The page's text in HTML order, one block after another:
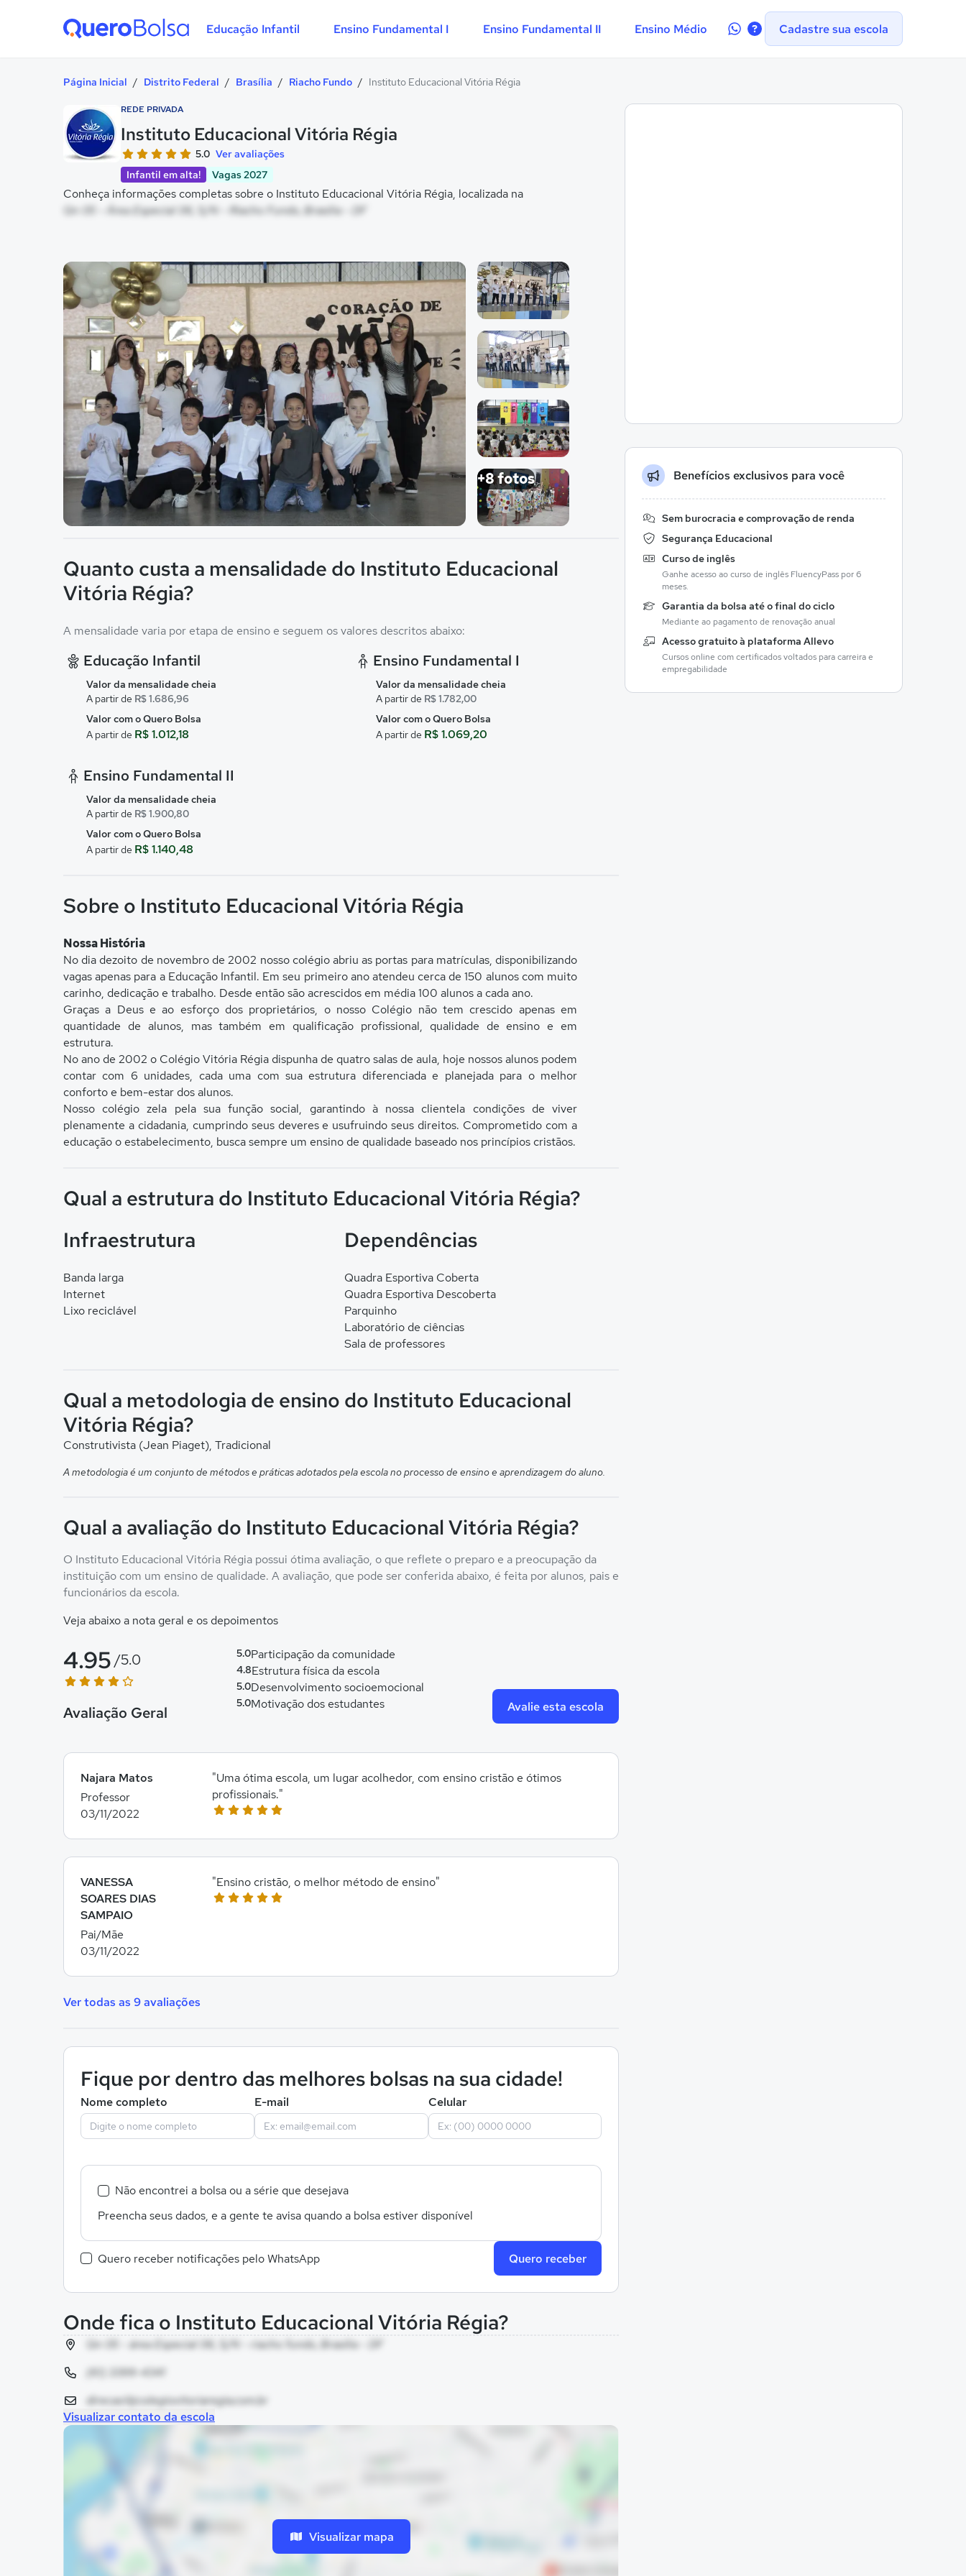
Educação Infantil Ensino Fundamental I Ensino Fundamental II Ensino Médio
Contate-Cadastre sua escola
Página Inicial / Distrito Federal / Brasília / Riacho Fundo / Instituto Educacional Vitória Régia
REDE PRIVADA
Instituto Educacional Vitória Régia
5.0 Ver avaliações
Infantil em alta!
Vagas 2027
Conheça informações completas sobre o Instituto Educacional Vitória Régia, localizada na
Qn 05 - Área Especial 06, S/N - Riacho Fundo, Brasília - DF
Benefícios exclusivos para você
Sem burocracia e comprovação de renda
Segurança Educacional
Curso de inglês
Ganhe acesso ao curso de inglês FluencyPass por 6
meses.
Garantia da bolsa até o final do ciclo
Mediante ao pagamento de renovação anual
Acesso gratuito à plataforma Allevo
Cursos online com certificados voltados para carreira e
empregabilidade
Galeria de imagem
Imagem 1
Imagem 2
Imagem 3
+8 fotos
Quanto custa a mensalidade do Instituto Educacional
Vitória Régia?
A mensalidade varia por etapa de ensino e seguem os valores descritos abaixo:
Educação Infantil
Valor da mensalidade cheia
A partir de R$ 1.686,96
Valor com o Quero Bolsa
A partir de R$ 1.012,18
Ensino Fundamental I
Valor da mensalidade cheia
A partir de R$ 1.782,00
Valor com o Quero Bolsa
A partir de R$ 1.069,20
Ensino Fundamental II
Valor da mensalidade cheia
A partir de R$ 1.900,80
Valor com o Quero Bolsa
A partir de R$ 1.140,48
Sobre o Instituto Educacional Vitória Régia
Nossa História
No dia dezoito de novembro de 2002 nosso colégio abriu as portas para matrículas, disponibilizando
vagas apenas para a Educação Infantil. Em seu primeiro ano atendeu cerca de 150 alunos com muito
carinho, dedicação e trabalho. Desde então são acrescidos em média 100 alunos a cada ano.
Graças a Deus e ao esforço dos proprietários, o nosso Colégio não tem crescido apenas em
quantidade de alunos, mas também em qualificação profissional, qualidade de ensino e em
estrutura.
No ano de 2002 o Colégio Vitória Régia dispunha de quatro salas de aula, hoje nossos alunos podem
contar com 6 unidades, cada uma com sua estrutura diferenciada e planejada para o melhor
conforto e bem-estar dos alunos.
Nosso colégio zela pela sua função social, garantindo à nossa clientela condições de viver
plenamente a cidadania, cumprindo seus deveres e usufruindo seus direitos. Comprometido com a
educação o estabelecimento, busca sempre um ensino de qualidade baseado nos princípios cristãos.
Qual a estrutura do Instituto Educacional Vitória Régia?
Infraestrutura
Banda larga
Internet
Lixo reciclável
Dependências
Quadra Esportiva Coberta
Quadra Esportiva Descoberta
Parquinho
Laboratório de ciências
Sala de professores
Qual a metodologia de ensino do Instituto Educacional
Vitória Régia?
Construtivista (Jean Piaget), Tradicional
A metodologia é um conjunto de métodos e práticas adotados pela escola no processo de ensino e aprendizagem do aluno.
Qual a avaliação do Instituto Educacional Vitória Régia?
O Instituto Educacional Vitória Régia possui ótima avaliação, o que reflete o preparo e a preocupação da
instituição com um ensino de qualidade. A avaliação, que pode ser conferida abaixo, é feita por alunos, pais e
funcionários da escola.
Veja abaixo a nota geral e os depoimentos
Avaliação Geral
4.95 /5.0 5.0Participação da comunidade
4.8Estrutura física da escola
5.0Desenvolvimento socioemocional
5.0Motivação dos estudantes Avalie esta escola
Najara Matos
Professor
03/11/2022
"Uma ótima escola, um lugar acolhedor, com ensino cristão e ótimos
profissionais."
VANESSA
SOARES DIAS
SAMPAIO
Pai/Mãe
03/11/2022
"Ensino cristão, o melhor método de ensino"
Ver todas as 9 avaliações
Fique por dentro das melhores bolsas na sua cidade!
Nome completo E-mail Celular
Não encontrei a bolsa ou a série que desejava
Preencha seus dados, e a gente te avisa quando a bolsa estiver disponível
Quero receber notificações pelo WhatsApp Quero receber
Onde fica o Instituto Educacional Vitória Régia?
Qn 05 - área Especial 06, S/N - riacho fundo, Brasília - DF
(61) 3399-4341
direcao1@colegiovitoriaregia.com.br
Visualizar contato da escola
Visualizar mapa